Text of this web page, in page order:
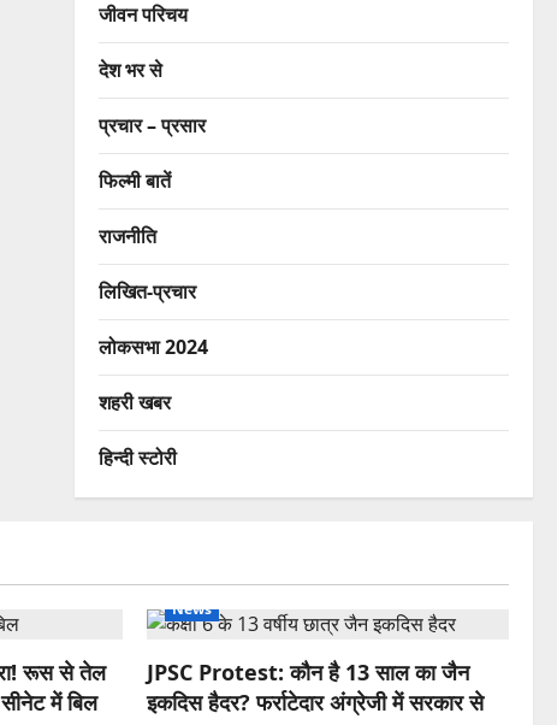
जीवन परिचय
देश भर से
प्रचार – प्रसार
फिल्मी बातें
राजनीति
लिखित-प्रचार
लोकसभा 2024
शहरी खबर
हिन्दी स्टोरी
रूस से तेल
में बिल
News
JPSC Protest: कौन है 13 साल का जैन
इकदिस हैदर? फर्राटेदार अंग्रेजी में सरकार से